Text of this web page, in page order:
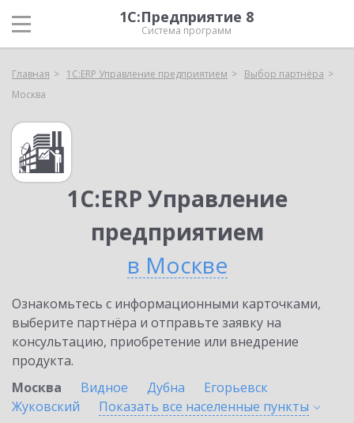
1С:Предприятие 8
Система программ
Главная 1С:ERP Управление предприятием
Выбор партнёра
Москва
1С:ERP Управление
предприятием
в Москве
Ознакомьтесь с информационными карточками,
выберите партнёра и отправьте заявку на
консультацию, приобретение или внедрение
продукта.
Москва
Видное Дубна
Егорьевск
Жуковский
Показать все населенные пункты